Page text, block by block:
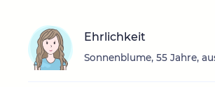
Ehrlichkeit
Sonnenblume, 55 Jahre,